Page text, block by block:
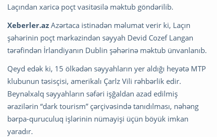
Laçından xaricə poçt vasitəsilə məktub göndərilib.
Xeberler.az Azərtaca istinadən məlumat verir ki, Laçın
şəhərinin poçt mərkəzindən səyyah Devid Cozef Langan
tərəfindən İrlandiyanın Dublin şəhərinə məktub ünvanlanıb.
Qeyd edək ki, 15 ölkədən səyyahların yer aldığı heyətə MTP
klubunun təsisçisi, amerikalı Çarlz Vili rəhbərlik edir.
Beynəlxalq səyyahların səfəri işğaldan azad edilmiş
ərazilərin “dark tourism” çərçivəsində tanıdılması, nəhəng
bərpa-quruculuq işlərinin nümayişi üçün böyük imkan
yaradır.